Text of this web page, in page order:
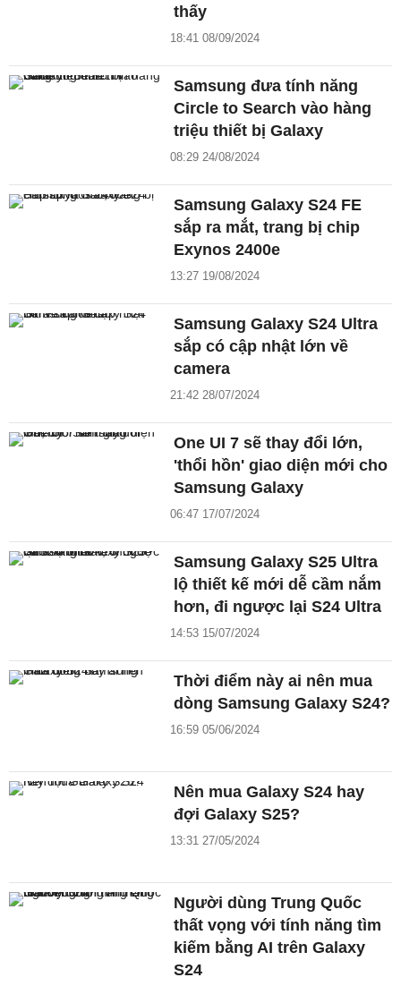
thấy
18:41 08/09/2024
Samsung đưa tính năng
Circle to Search vào hàng
triệu thiết bị Galaxy
08:29 24/08/2024
Samsung Galaxy S24 FE
sắp ra mắt, trang bị chip
Exynos 2400e
13:27 19/08/2024
Samsung Galaxy S24 Ultra
sắp có cập nhật lớn về
camera
21:42 28/07/2024
One UI 7 sẽ thay đổi lớn,
'thổi hồn' giao diện mới cho
Samsung Galaxy
06:47 17/07/2024
Samsung Galaxy S25 Ultra
lộ thiết kế mới dễ cầm nắm
hơn, đi ngược lại S24 Ultra
14:53 15/07/2024
Thời điểm này ai nên mua
dòng Samsung Galaxy S24?
16:59 05/06/2024
Nên mua Galaxy S24 hay
đợi Galaxy S25?
13:31 27/05/2024
Người dùng Trung Quốc
thất vọng với tính năng tìm
kiếm bằng AI trên Galaxy
S24